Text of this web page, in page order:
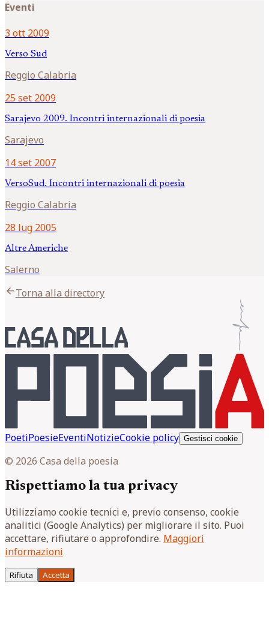
Eventi
3 ott 2009
Verso Sud
Reggio Calabria
25 set 2009
Sarajevo 2009. Incontri internazionali di poesia
Sarajevo
14 set 2007
VersoSud. Incontri internazionali di poesia
Reggio Calabria
28 lug 2005
Altre Americhe
Salerno
arrow_backTorna alla directory
PoetiPoesieEventiNotizieCookie policy Gestisci cookie
© 2026 Casa della poesia
Rispettiamo la tua privacy
Utilizziamo cookie tecnici e, previo consenso, cookie
analitici (Google Analytics) per migliorare il sito. Puoi
accettare, rifiutare o approfondire. Maggiori
informazioni
Rifiuta Accetta